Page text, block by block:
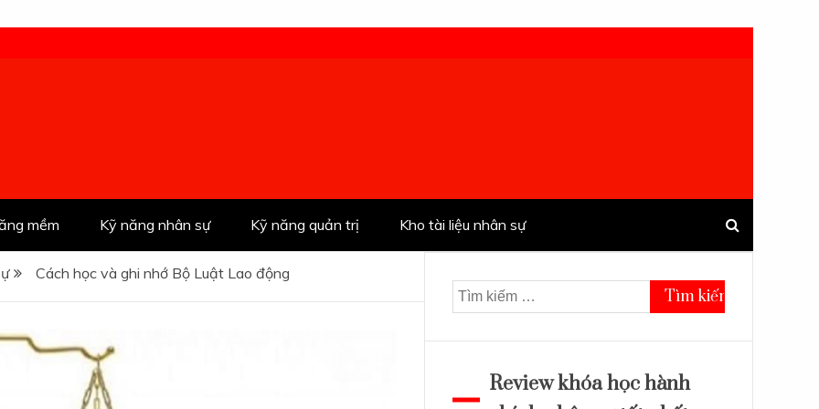
mềm Kỹ năng nhân sự Kỹ năng quản trị Kho tài liệu nhân sự
Cách học và ghi nhớ Bộ Luật Lao động
Tìm
kiếm
cho:
Review khóa học hành